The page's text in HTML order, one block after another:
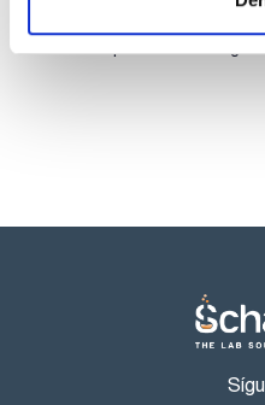
core-shell incluye más de
Los productos